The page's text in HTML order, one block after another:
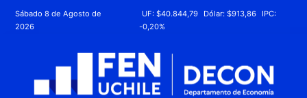
Sábado 8 de Agosto de
2026
UF:$40.844,79 Dólar:$913,86
IPC:
-0,20%